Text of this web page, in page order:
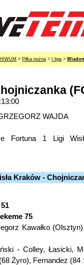
> Piłka nożna > I liga >
WAJDA
Fortuna 1 Ligi
Kraków -
75
Kawałko
- Colley, Łasicki,
Żyro), Fernandez